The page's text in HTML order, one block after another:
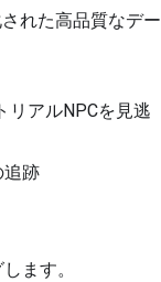
れた高品質なデー
リアルNPCを見逃
追跡
ます。